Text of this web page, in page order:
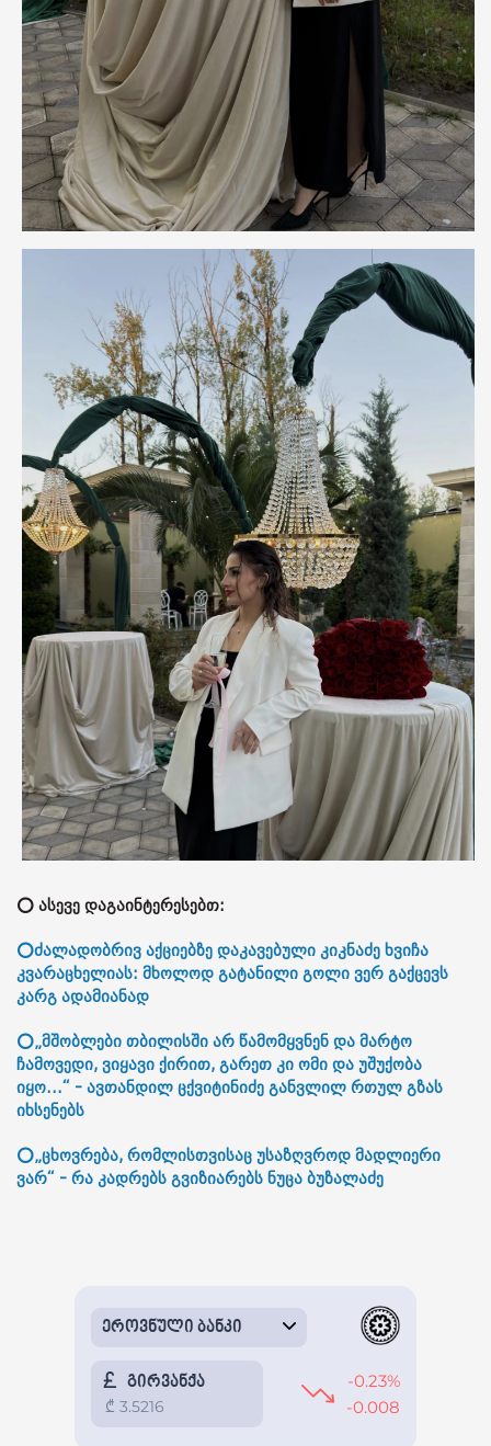
⭕ ასევე დაგაინტერესებთ:
⭕ძალადობრივ აქციებზე დაკავებული კიკნაძე ხვიჩა
კვარაცხელიას: მხოლოდ გატანილი გოლი ვერ გაქცევს
კარგ ადამიანად
⭕„მშობლები თბილისში არ წამომყვნენ და მარტო
ჩამოვედი, ვიყავი ქირით, გარეთ კი ომი და უშუქობა
იყო...“ - ავთანდილ ცქვიტინიძე განვლილ რთულ გზას
იხსენებს
⭕„ცხოვრება, რომლისთვისაც უსაზღვროდ მადლიერი
ვარ“ - რა კადრებს გვიზიარებს ნუცა ბუზალაძე